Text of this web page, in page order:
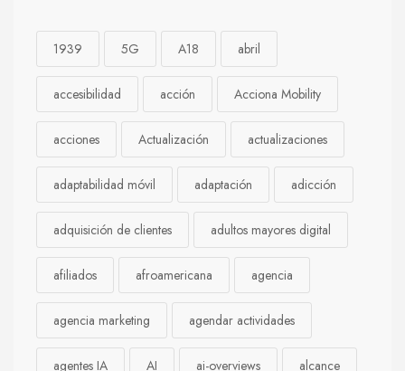
1939 5G A18 abril
accesibilidad acción Acciona Mobility
acciones Actualización actualizaciones
adaptabilidad móvil adaptación adicción
adquisición de clientes adultos mayores digital
afiliados afroamericana agencia
agencia marketing agendar actividades
agentes IA AI ai-overviews alcance